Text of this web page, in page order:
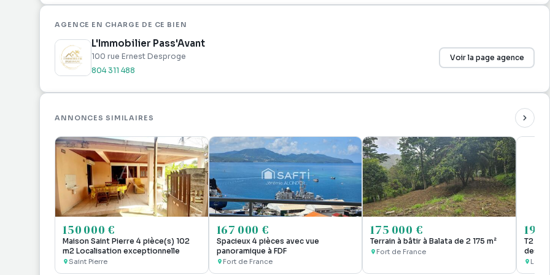
https://whatsapp.com/channel/0029VarqR7mFy724M9DPK91d
AGENCE EN CHARGE DE CE BIEN
L'Immobilier Pass'Avant
100 rue Ernest Desproge
804 311 488
Voir la page agence
ANNONCES SIMILAIRES
150 000 €
Maison Saint Pierre 4 pièce(s) 102
m2 Localisation exceptionnelle
Saint Pierre
167 000 €
Spacieux 4 pièces avec vue
panoramique à FDF
Fort de France
175 000 €
Terrain à bâtir à Balata de 2 175 m²
Fort de France
195
T2
des
Les